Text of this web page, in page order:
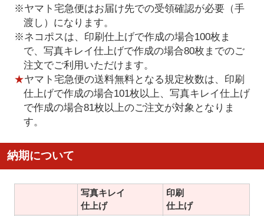
※ヤマト宅急便はお届け先での受領確認が必要（手
渡し）になります。
※ネコポスは、印刷仕上げで作成の場合100枚ま
で、写真キレイ仕上げで作成の場合80枚までのご
注文でご利用いただけます。
★ヤマト宅急便の送料無料となる規定枚数は、印刷
仕上げで作成の場合101枚以上、写真キレイ仕上げ
で作成の場合81枚以上のご注文が対象となりま
す。
納期について
写真キレイ
仕上げ
印刷
仕上げ